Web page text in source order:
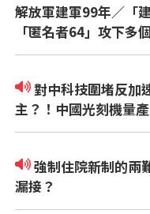
解放軍建軍99年／「
「匿名者64」攻下多
對中科技圍堵反加速中國科技自
主？！中國光刻機量
點
強制住院新制的兩難 社區如何不
漏接？